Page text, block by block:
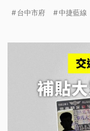
台中市府 中捷藍線